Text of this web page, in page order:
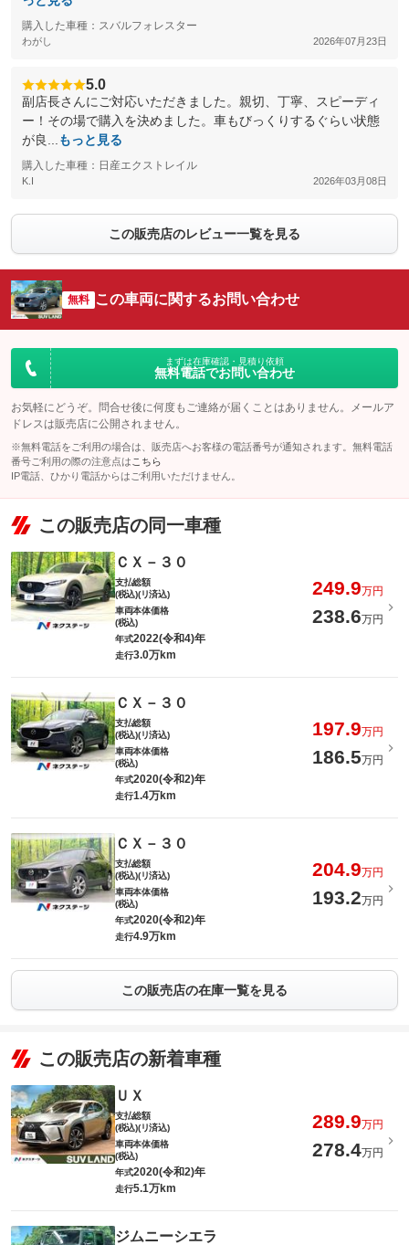
購入した車種：スバルフォレスター
わがし 2026年07月23日
5.0
副店長さんにご対応いただきました。親切、丁寧、スピーディ
ー！その場で購入を決めました。車もびっくりするぐらい状態
が良...
もっと見る
購入した車種：日産エクストレイル
K.I 2026年03月08日
この販売店のレビュー一覧を見る
無料 この車両に関するお問い合わせ
まずは在庫確認・見積り依頼
無料電話でお問い合わせ
お気軽にどうぞ。問合せ後に何度もご連絡が届くことはありません。メールア
ドレスは販売店に公開されません。
※無料電話をご利用の場合は、販売店へお客様の電話番号が通知されます。無料電話
番号ご利用の際の注意点は こちら
IP電話、ひかり電話からはご利用いただけません。
この販売店の同一車種
ＣＸ－３０
支払総額
(税込)(リ済込)
249.9万円
車両本体価格
(税込)
238.6万円
年式2022(令和4)年
走行3.0万km
ＣＸ－３０
支払総額
(税込)(リ済込)
197.9万円
車両本体価格
(税込)
186.5万円
年式2020(令和2)年
走行1.4万km
ＣＸ－３０
支払総額
(税込)(リ済込)
204.9万円
車両本体価格
(税込)
193.2万円
年式2020(令和2)年
走行4.9万km
この販売店の在庫一覧を見る
この販売店の新着車種
ＵＸ
支払総額
(税込)(リ済込)
289.9万円
車両本体価格
(税込)
278.4万円
年式2020(令和2)年
走行5.1万km
ジムニーシエラ